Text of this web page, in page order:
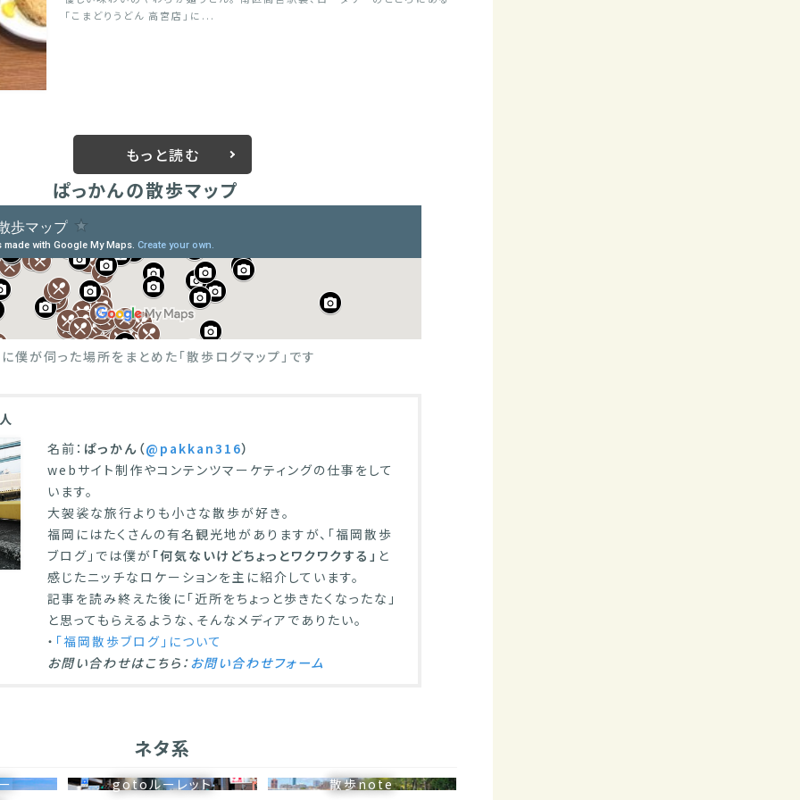
「こまどりうどん 高宮店」に...
もっと読む
ぱっかんの散歩マップ
僕が伺った場所をまとめた 「散歩ログマップ」です
名前： ぱっかん（@pakkan316）
webサイト制作やコンテンツマーケティングの仕事をして
います。
大袈裟な旅行よりも小さな散歩が好き。
福岡にはたくさんの有名観光地がありますが、「福岡散歩
ブログ」では僕が 「何気ないけどちょっとワクワクする」 と
感じたニッチなロケーションを主に紹介しています。
記事を読み終えた後に「近所をちょっと歩きたくなったな」
と思ってもらえるような、そんなメディアでありたい。
・ 「福岡散歩ブログ」について
お問い合わせはこちら：お問い合わせフォーム
ネタ系
gotoルーレット
散歩note